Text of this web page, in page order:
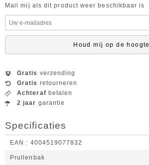
Mail mij als dit product weer beschikbaar is
Houd mij op de hoogte
Gratis verzending
Gratis retourneren
Achteraf betalen
2 jaar garantie
Specificaties
EAN 4004519077832
Prullenbak